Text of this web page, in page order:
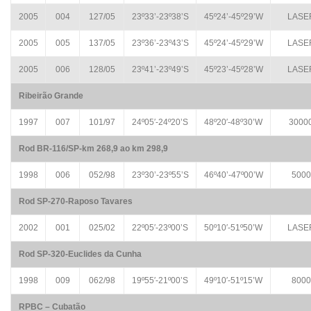
2005 004 127/05 23º33’-23º38’S 45º24’-45º29’W
2005 005 137/05 23º36’-23º43’S 45º24’-45º29’W
2005 006 128/05 23º41’-23º49’S 45º23’-45º28’W
Ribeirão Grande
1997 007 101/97 24º05′-24º20’S 48º20′-48º30’W
Rod BR-116/SP-km 268,9 ao km 298,9
1998 006 052/98 23º30’-23º55’S 46º40’-47º00’W 5000
Rod SP-270-Raposo Tavares
2002 001 025/02 22º05′-23º00’S 50º10′-51º50’W
Rod SP-320-Euclides da Cunha
1998 009 062/98 19º55′-21º00’S 49º10′-51º15’W 8000
RPBC – Cubatão